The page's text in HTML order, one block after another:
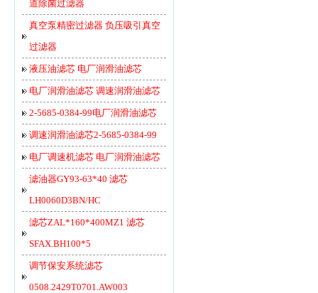
道除菌过滤器
真空泵精密过滤器 负压吸引真空
过滤器
液压油滤芯 电厂润滑油滤芯
电厂润滑油滤芯 调速润滑油滤芯
2-5685-0384-99电厂润滑油滤芯
调速润滑油滤芯2-5685-0384-99
电厂调速机滤芯 电厂润滑油滤芯
滤油器GY93-63*40 滤芯
LH0060D3BN/HC
滤芯ZAL*160*400MZ1 滤芯
SFAX.BH100*5
调节保安系统滤芯
0508.2429T0701.AW003